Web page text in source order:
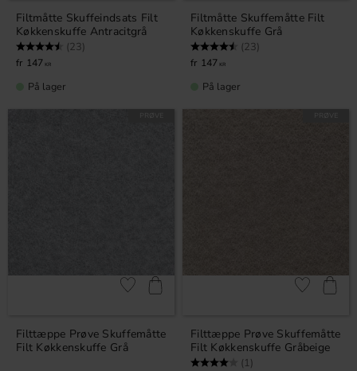
Filtmåtte Skuffeindsats Filt
Køkkenskuffe Antracitgrå
Vurdering: (23)
147 KR
På lager
Filtmåtte Skuffemåtte Filt
Køkkenskuffe Grå
Vurdering: (23)
147 KR
På lager
Filttæppe Prøve Skuffemåtte
Filt Køkkenskuffe Grå
PRØVE
Gem som favorit
Filttæppe Prøve Skuffemåtte
Filt Køkkenskuffe Gråbeige
Vurdering: (1)
PRØVE
Gem som